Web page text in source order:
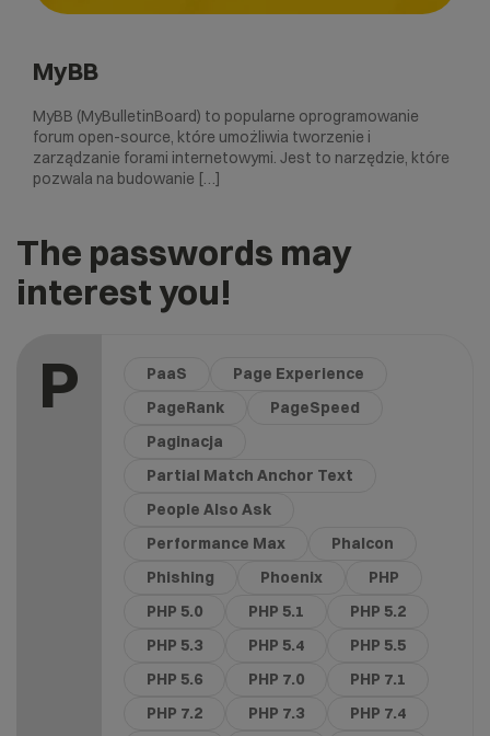
MyBB
MyBB (MyBulletinBoard) to popularne oprogramowanie
forum open-source, które umożliwia tworzenie i
zarządzanie forami internetowymi. Jest to narzędzie, które
pozwala na budowanie […]
The passwords may
interest you!
P PaaS
Page Experience
PageRank
PageSpeed
Paginacja
Partial Match Anchor Text
People Also Ask
Performance Max
Phalcon
Phishing
Phoenix
PHP
PHP 5.0
PHP 5.1
PHP 5.2
PHP 5.3
PHP 5.4
PHP 5.5
PHP 5.6
PHP 7.0
PHP 7.1
PHP 7.2
PHP 7.3
PHP 7.4